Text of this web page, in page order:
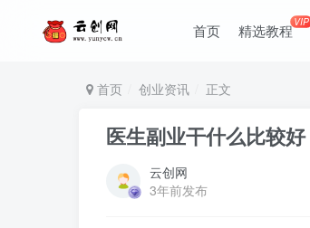
首页 精选教程VIP
首页 创业资讯 正文
医生副业干什么比较
云创网
3年前发布